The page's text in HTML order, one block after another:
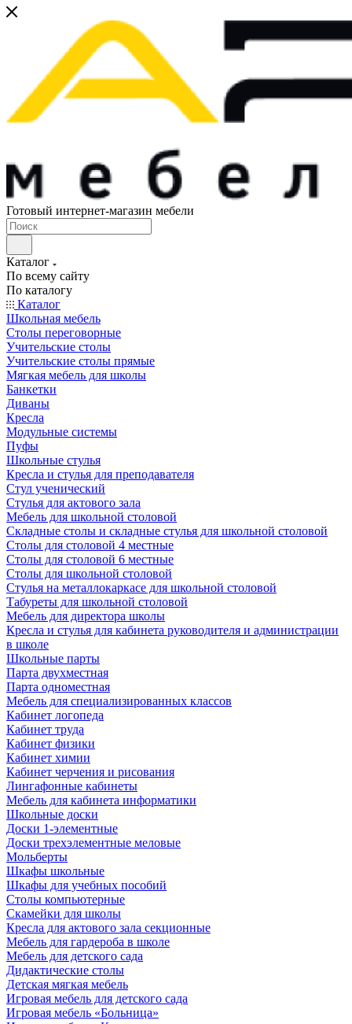
Готовый интернет-магазин мебели
Каталог
По всему сайту
По каталогу
Каталог
Школьная мебель
Столы переговорные
Учительские столы
Учительские столы прямые
Мягкая мебель для школы
Банкетки
Диваны
Кресла
Модульные системы
Пуфы
Школьные стулья
Кресла и стулья для преподавателя
Стул ученический
Стулья для актового зала
Мебель для школьной столовой
Складные столы и складные стулья для школьной столовой
Столы для столовой 4 местные
Столы для столовой 6 местные
Столы для школьной столовой
Стулья на металлокаркасе для школьной столовой
Табуреты для школьной столовой
Мебель для директора школы
Кресла и стулья для кабинета руководителя и администрации
в школе
Школьные парты
Парта двухместная
Парта одноместная
Мебель для специализированных классов
Кабинет логопеда
Кабинет труда
Кабинет физики
Кабинет химии
Кабинет черчения и рисования
Лингафонные кабинеты
Мебель для кабинета информатики
Школьные доски
Доски 1-элементные
Доски трехэлементные меловые
Мольберты
Шкафы школьные
Шкафы для учебных пособий
Столы компьютерные
Скамейки для школы
Кресла для актового зала секционные
Мебель для гардероба в школе
Мебель для детского сада
Дидактические столы
Детская мягкая мебель
Игровая мебель для детского сада
Игровая мебель «Больница»